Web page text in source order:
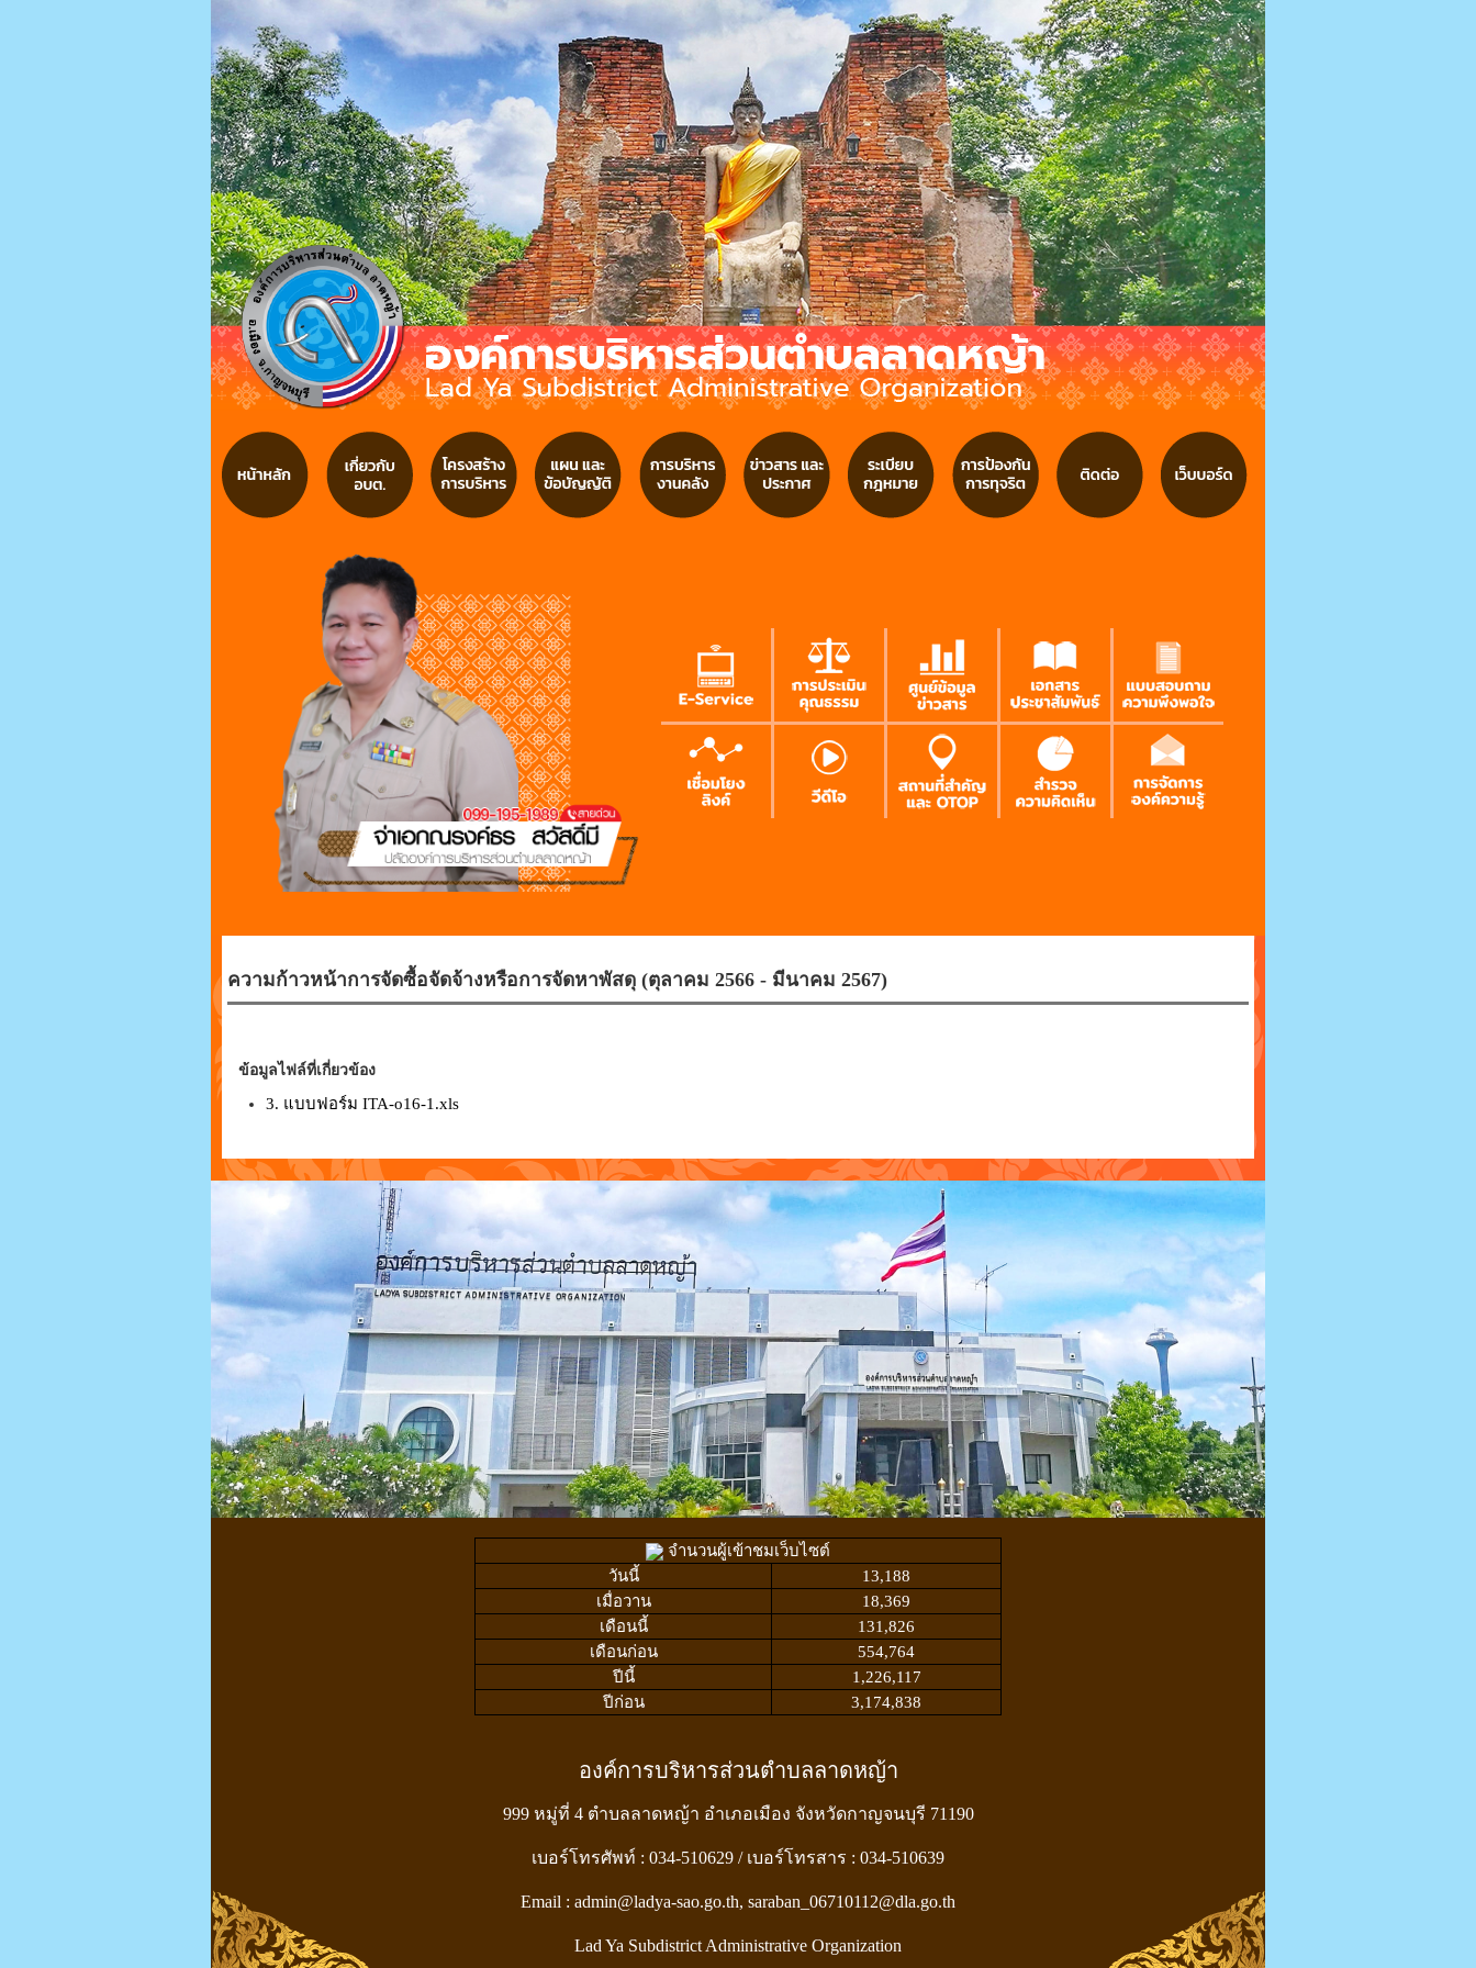
ความก้าวหน้าการจัดซื้อจัดจ้างหรือการจัดหาพัสดุ (ตุลาคม 2566 - มีนาคม 2567)
ข้อมูลไฟล์ที่เกี่ยวข้อง
3. แบบฟอร์ม ITA-o16-1.xls
จำนวนผู้เข้าชมเว็บไซต์
วันนี้
13,188
เมื่อวาน
18,369
เดือนนี้
131,826
เดือนก่อน
554,764
ปีนี้
1,226,117
ปีก่อน
3,174,838
องค์การบริหารส่วนตำบลลาดหญ้า
999 หมู่ที่ 4 ตำบลลาดหญ้า อำเภอเมือง จังหวัดกาญจนบุรี 71190
เบอร์โทรศัพท์ : 034-510629 / เบอร์โทรสาร : 034-510639
Email : admin@ladya-sao.go.th, saraban_06710112@dla.go.th
Lad Ya Subdistrict Administrative Organization